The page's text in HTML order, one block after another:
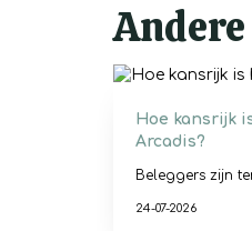
Hoe kansrijk
Arcadis?
Beleggers zijn
24-07-2026